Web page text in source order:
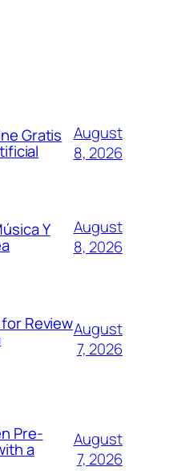
Gratis
August
8, 2026
Y
August
8, 2026
ReviewAugust
7, 2026
Pre-
a
August
7, 2026